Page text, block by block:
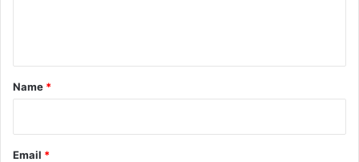
*
Name *
Email *